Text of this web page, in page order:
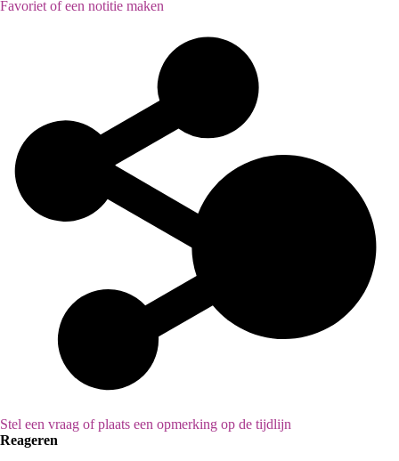
Favoriet of een notitie maken
Stel een vraag of plaats een opmerking op de tijdlijn
Reageren